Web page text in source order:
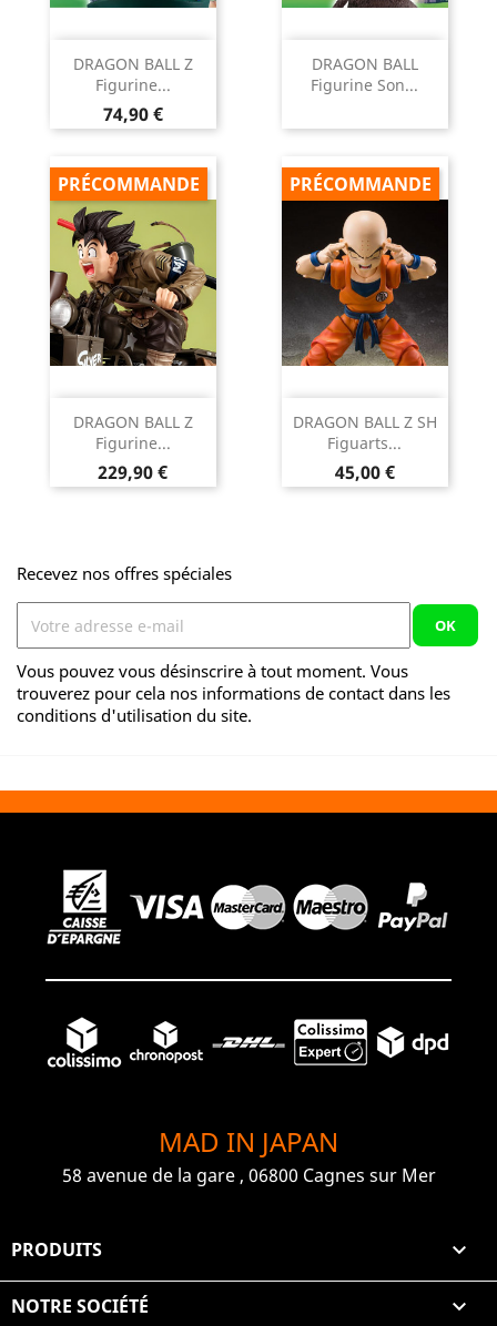
DRAGON BALL Z
Figurine...
Prix
74,90 €
DRAGON BALL
Figurine Son...
DRAGON BALL Z
Figurine...
Prix
229,90 €
PRÉCOMMANDE
DRAGON BALL Z SH
Figuarts...
Prix
45,00 €
PRÉCOMMANDE
Recevez nos offres spéciales
Vous pouvez vous désinscrire à tout moment. Vous
trouverez pour cela nos informations de contact dans les
conditions d'utilisation du site.
MAD IN JAPAN
58 avenue de la gare , 06800 Cagnes sur Mer
PRODUITS 
NOTRE SOCIÉTÉ 